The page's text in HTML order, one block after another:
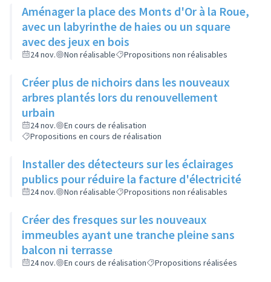
Aménager la place des Monts d'Or à la Roue,
avec un labyrinthe de haies ou un square
avec des jeux en bois
24 nov. Non réalisable Propositions non réalisables
Créer plus de nichoirs dans les nouveaux
arbres plantés lors du renouvellement
urbain
24 nov.
En cours de réalisation
Propositions en cours de réalisation
Installer des détecteurs sur les éclairages
publics pour réduire la facture d'électricité
24 nov. Non réalisable Propositions non réalisables
Créer des fresques sur les nouveaux
immeubles ayant une tranche pleine sans
balcon ni terrasse
24 nov. En cours de réalisation Propositions réalisées